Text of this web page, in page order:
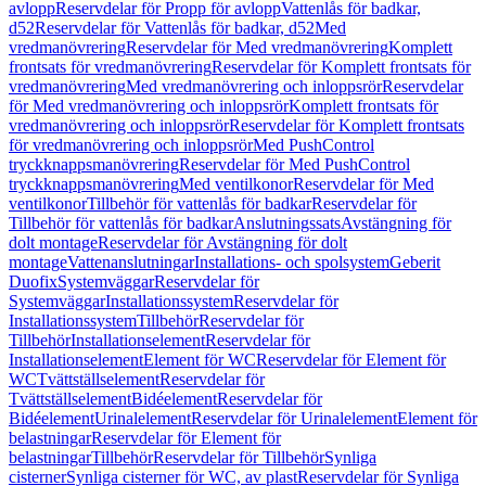
avloppReservdelar för Propp för avloppVattenlås för badkar,
d52Reservdelar för Vattenlås för badkar, d52Med
vredmanövreringReservdelar för Med vredmanövreringKomplett
frontsats för vredmanövreringReservdelar för Komplett frontsats för
vredmanövreringMed vredmanövrering och inloppsrörReservdelar
för Med vredmanövrering och inloppsrörKomplett frontsats för
vredmanövrering och inloppsrörReservdelar för Komplett frontsats
för vredmanövrering och inloppsrörMed PushControl
tryckknappsmanövreringReservdelar för Med PushControl
tryckknappsmanövreringMed ventilkonorReservdelar för Med
ventilkonorTillbehör för vattenlås för badkarReservdelar för
Tillbehör för vattenlås för badkarAnslutningssatsAvstängning för
dolt montageReservdelar för Avstängning för dolt
montageVattenanslutningarInstallations- och spolsystemGeberit
DuofixSystemväggarReservdelar för
SystemväggarInstallationssystemReservdelar för
InstallationssystemTillbehörReservdelar för
TillbehörInstallationselementReservdelar för
InstallationselementElement för WCReservdelar för Element för
WCTvättställselementReservdelar för
TvättställselementBidéelementReservdelar för
BidéelementUrinalelementReservdelar för UrinalelementElement för
belastningarReservdelar för Element för
belastningarTillbehörReservdelar för TillbehörSynliga
cisternerSynliga cisterner för WC, av plastReservdelar för Synliga